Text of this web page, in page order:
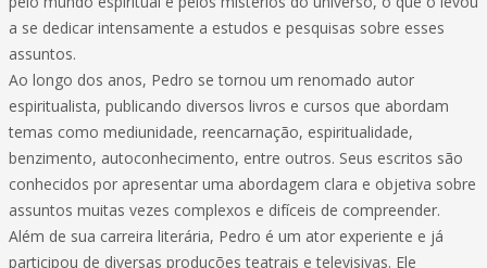
a se dedicar intensamente a estudos e pesquisas sobre esses
assuntos.
Ao longo dos anos, Pedro se tornou um renomado autor
espiritualista, publicando diversos livros e cursos que abordam
temas como mediunidade, reencarnação, espiritualidade,
benzimento, autoconhecimento, entre outros. Seus escritos são
conhecidos por apresentar uma abordagem clara e objetiva sobre
assuntos muitas vezes complexos e difíceis de compreender.
Além de sua carreira literária, Pedro é um ator experiente e já
participou de diversas produções teatrais e televisivas. Ele